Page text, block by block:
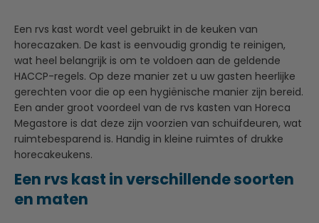
Een rvs kast wordt veel gebruikt in de keuken van
horecazaken. De kast is eenvoudig grondig te reinigen,
wat heel belangrijk is om te voldoen aan de geldende
HACCP-regels. Op deze manier zet u uw gasten heerlijke
gerechten voor die op een hygiënische manier zijn bereid.
Een ander groot voordeel van de rvs kasten van Horeca
Megastore is dat deze zijn voorzien van schuifdeuren, wat
ruimtebesparend is. Handig in kleine ruimtes of drukke
horecakeukens.
Een rvs kast in verschillende soorten
en maten